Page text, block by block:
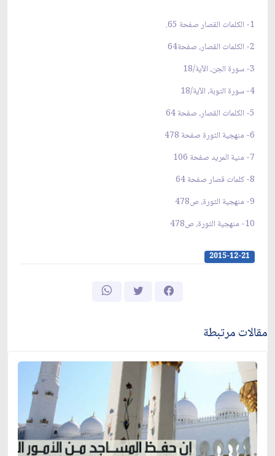
1- الكلمات القصار صفحة 65.
2- الكلمات القصار، صفحة64
3- سورة الجن، الآية/18
4- سورة التوبة، الآية/18
5- الكلمات القصار، صفحة 64
6- منهجية الثورة صفحة 478
7- منية المريد صفحة 106
8- كلمات قصار صفحة 64
9- منهجية الثورة، ص478
10- منهجية الثورة، ص478
2015-12-21
مقالات مرتبطة